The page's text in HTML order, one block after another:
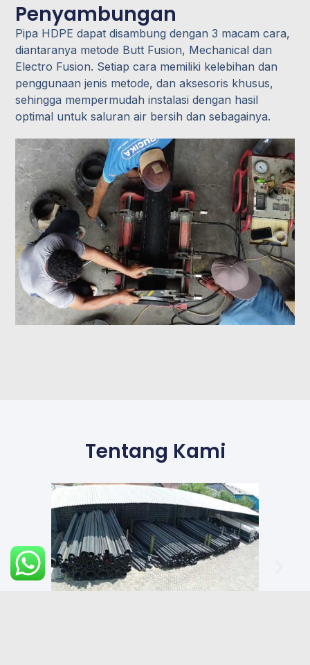
Penyambungan
Pipa HDPE dapat disambung dengan 3 macam cara,
diantaranya metode Butt Fusion, Mechanical dan
Electro Fusion. Setiap cara memiliki kelebihan dan
penggunaan jenis metode, dan aksesoris khusus,
sehingga mempermudah instalasi dengan hasil
optimal untuk saluran air bersih dan sebagainya.
Tentang Kami